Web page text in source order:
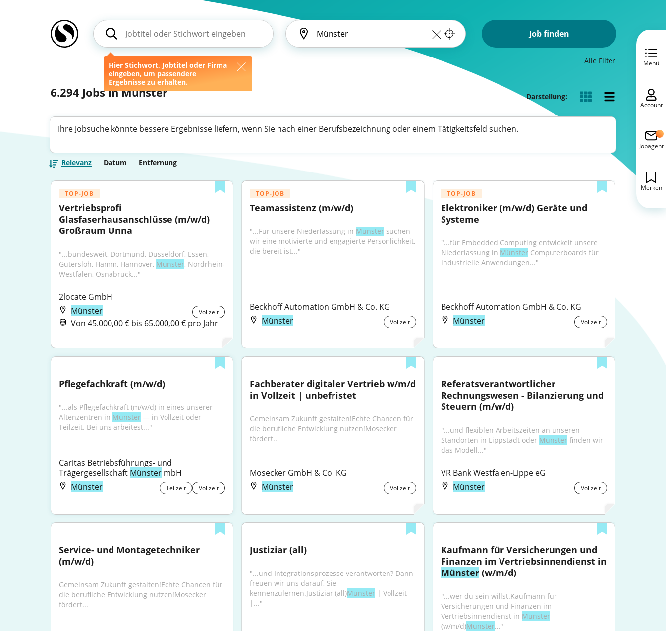
Hier Stichwort, Jobtitel oder Firma
eingeben, um passendere
Ergebnisse zu erhalten.
Job finden
Alle Filter
6.294 Jobs in Münster Darstellung:
Ihre Jobsuche könnte bessere Ergebnisse liefern, wenn Sie nach einer Berufsbezeichnung oder einem Tätigkeitsfeld suchen.
Relevanz Datum Entfernung
TOP-JOB
Vertriebsprofi
Glasfaserhausanschlüsse (m/w/d)
Großraum Unna
"...bundesweit, Dortmund, Düsseldorf, Essen,
Gütersloh, Hamm, Hannover, Münster, Nordrhein-
Westfalen, Osnabrück..."
2locate GmbH
Münster
Vollzeit
Von 45.000,00 € bis 65.000,00 € pro Jahr
TOP-JOB
Teamassistenz (m/w/d)
"...Für unsere Niederlassung in Münster suchen
wir eine motivierte und engagierte Persönlichkeit,
die bereit ist..."
Beckhoff Automation GmbH & Co. KG
Münster
Vollzeit
TOP-JOB
Elektroniker (m/w/d) Geräte und
Systeme
"...für Embedded Computing entwickelt unsere
Niederlassung in Münster Computerboards für
industrielle Anwendungen..."
Beckhoff Automation GmbH & Co. KG
Münster
Vollzeit
Pflegefachkraft (m/w/d)
"...als Pflegefachkraft (m/w/d) in eines unserer
Altenzentren in Münster — in Vollzeit oder
Teilzeit. Bei uns arbeitest..."
Caritas Betriebsführungs- und
Trägergesellschaft Münster mbH
Münster
Teilzeit Vollzeit
Fachberater digitaler Vertrieb w/m/d
in Vollzeit | unbefristet
Gemeinsam Zukunft gestalten!Echte Chancen für
die berufliche Entwicklung nutzen!Mosecker
fördert...
Mosecker GmbH & Co. KG
Münster
Vollzeit
Referatsverantwortlicher
Rechnungswesen - Bilanzierung und
Steuern (m/w/d)
"...und flexiblen Arbeitszeiten an unseren
Standorten in Lippstadt oder Münster finden wir
das Modell..."
VR Bank Westfalen-Lippe eG
Münster
Vollzeit
Service- und Montagetechniker
(m/w/d)
Gemeinsam Zukunft gestalten!Echte Chancen für
die berufliche Entwicklung nutzen!Mosecker
fördert...
Justiziar (all)
"...und Integrationsprozesse verantworten? Dann
freuen wir uns darauf, Sie
kennenzulernen.Justiziar (all)Münster | Vollzeit
|..."
Kaufmann für Versicherungen und
Münster (w/m/d)
"...wer du sein willst.Kaufmann für
Versicherungen und Finanzen im
Vertriebsinnendienst in Münster
(w/m/d)Münster..."
Menü
Account
Jobagent
Merken